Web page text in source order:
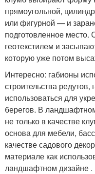
прямоугольной,
или фигурной — и
подготовленное место.
геотекстилем и
которую уже потом
Интересно: габионы
строительства
использоваться для
берегов. В
не только в качестве
основа для мебели,
качестве садового
материале как
ландшафтном дизайне .